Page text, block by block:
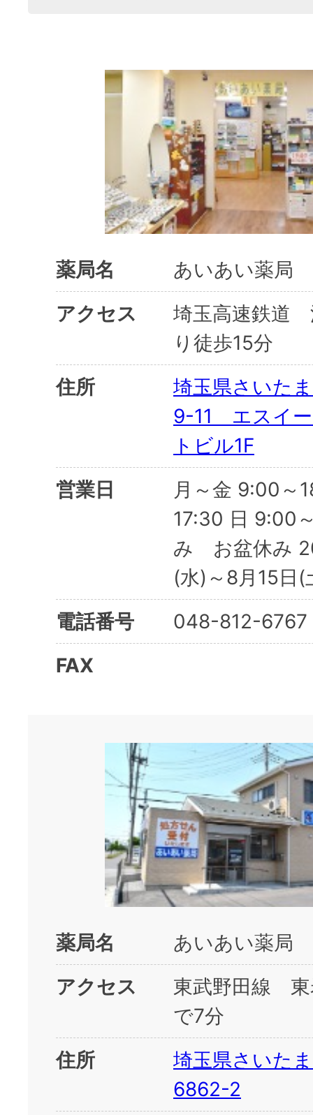
薬局名
あいあい薬局
アクセス
埼玉高速鉄道
り徒歩15分
住所
埼玉県さいた
9-11 エスイ
トビル1F
営業日
月～金 9:00～
17:30 日 9:00
み お盆休み
(水)～8月15日(
電話番号
048-812-6767
FAX
薬局名
あいあい薬局
アクセス
東武野田線 東
で7分
住所
埼玉県さいた
6862-2